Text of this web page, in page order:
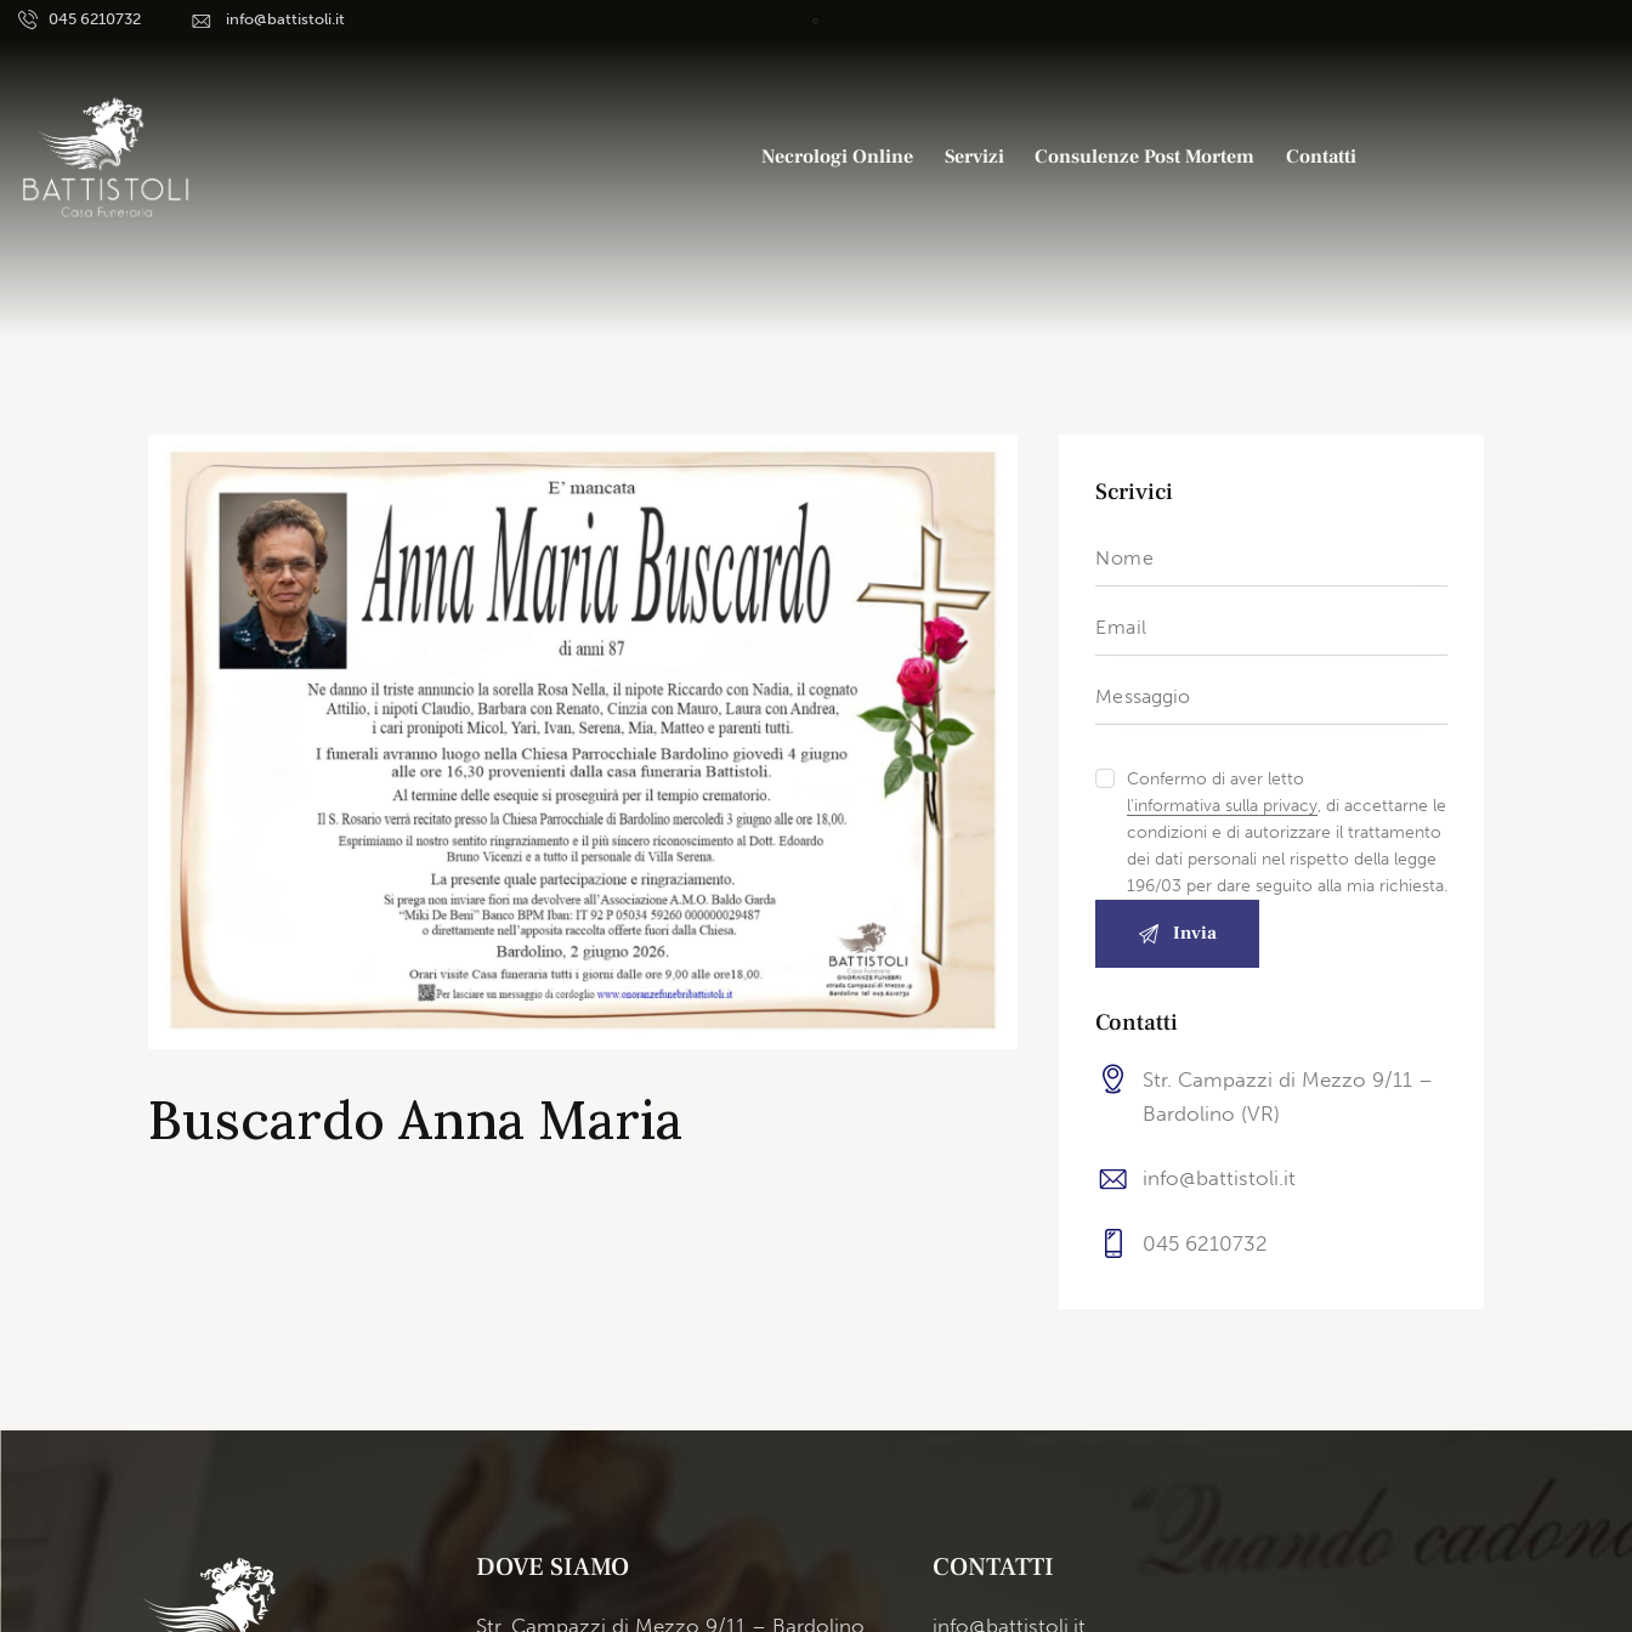
045 6210732 info@battistoli.it
Necrologi Online Servizi Consulenze Post Mortem Contatti
Buscardo Anna Maria
Scrivici
Confermo di aver letto
l'informativa sulla privacy, di accettarne le
condizioni e di autorizzare il trattamento
dei dati personali nel rispetto della legge
196/03 per dare seguito alla mia richiesta.
Contatti
Str. Campazzi di Mezzo 9/11 –
Bardolino (VR)
info@battistoli.it
045 6210732
DOVE SIAMO
Str. Campazzi di Mezzo 9/11 – Bardolino
CONTATTI
info@battistoli.it